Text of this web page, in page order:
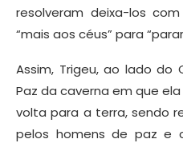
resolveram deixa-los
“mais aos céus” para
Assim, Trigeu, ao lado do
Paz da caverna em que
volta para a terra, sendo
pelos homens de paz e